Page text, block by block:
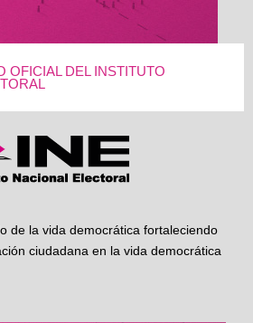
OFICIAL DEL INSTITUTO
de la vida democrática fortaleciendo
ciudadana en la vida democrática